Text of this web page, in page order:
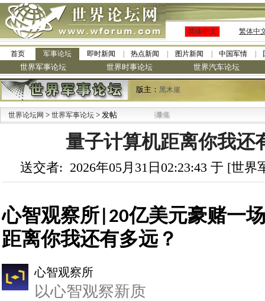
简体中文 繁体中
首页 军事论坛 即时新闻 热点新闻 图片新闻 中国军情
世界军事论坛 世界时事论坛 世界汽车论坛
版主： 黑木崖
世界论坛网 > 世界军事论坛 > 发帖
量子计算机距离你我还
送交者: 2026年05月31日02:23:43 于 [世
心智观察所|20亿美元豪赌一
距离你我还有多远？
心智观察所
以心智观察新质